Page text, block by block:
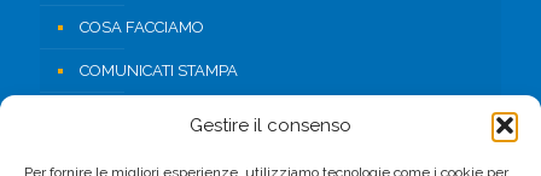
Gestire il consenso
Per fornire le migliori esperienze, utilizziamo tecnologie come i cookie per
COSA FACCIAMO
COMUNICATI STAMPA